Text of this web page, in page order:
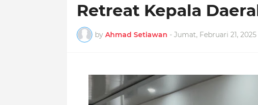
Retreat Kepala
by Ahmad Setiawan - Jumat, Februari 21, 2025